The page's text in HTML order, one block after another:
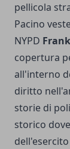
pellicola
Pacino
NYPD
copertura
all'interno
diritto
storie di
storico